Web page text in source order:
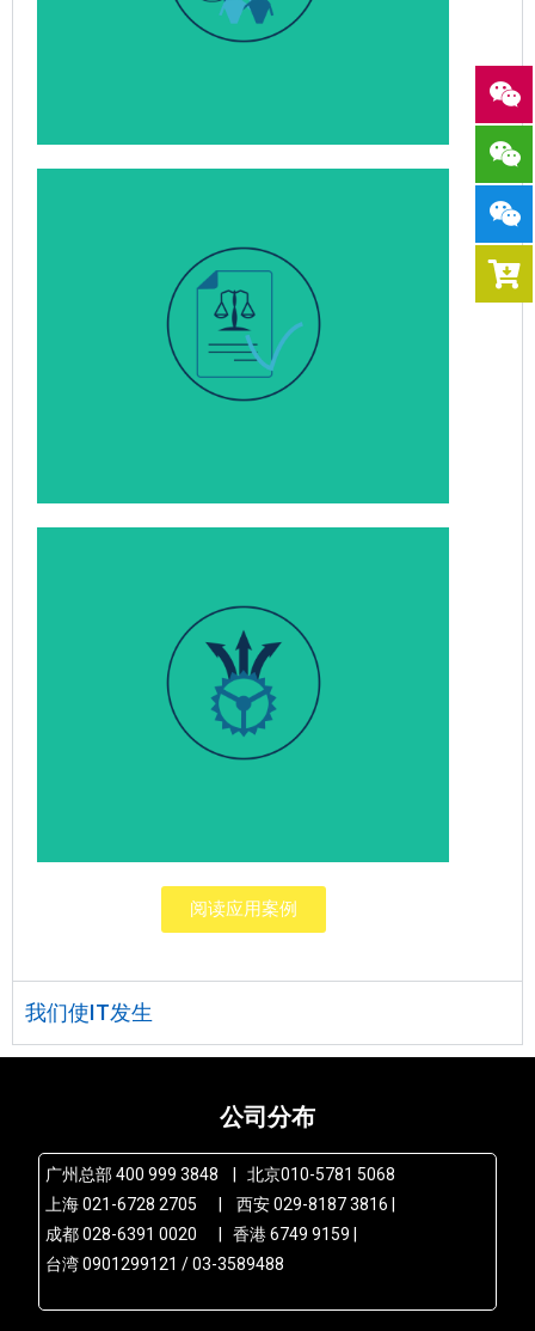
实现监管合规
提高业务操作的灵活性
阅读应用案例
我们使IT发生
公司分布
广州总部 400 999 3848 | 北京010-5781 5068
上海 021-6728 2705 | 西安 029-8187 3816 |
成都 028-6391 0020 | 香港 6749 9159 |
台湾 0901299121 / 03-3589488